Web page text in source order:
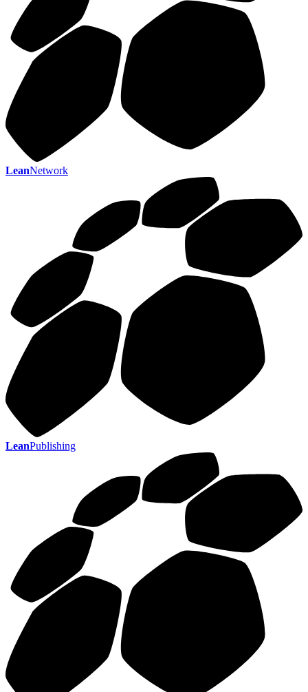
LeanNetwork
LeanPublishing